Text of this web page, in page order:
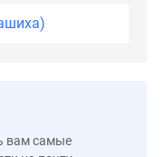
вам самые